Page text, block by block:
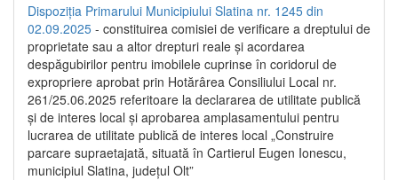
Dispoziția Primarului Municipiului Slatina nr. 1245 din
02.09.2025 - constituirea comisiei de verificare a dreptului de
proprietate sau a altor drepturi reale și acordarea
despăgubirilor pentru imobilele cuprinse în coridorul de
expropriere aprobat prin Hotărârea Consiliului Local nr.
261/25.06.2025 referitoare la declararea de utilitate publică
și de interes local și aprobarea amplasamentului pentru
lucrarea de utilitate publică de interes local „Construire
parcare supraetajată, situată în Cartierul Eugen Ionescu,
municipiul Slatina, județul Olt”